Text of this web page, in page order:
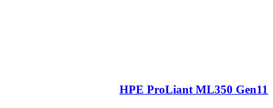
HPE ProLiant ML350 Gen11